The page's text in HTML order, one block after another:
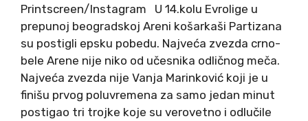
Printscreen/Instagram U 14.kolu Evrolige u
prepunoj beogradskoj Areni košarkaši Partizana
su postigli epsku pobedu. Najveća zvezda crno-
bele Arene nije niko od učesnika odličnog meča.
Najveća zvezda nije Vanja Marinković koji je u
finišu prvog poluvremena za samo jedan minut
postigao tri trojke koje su verovetno i odlučile